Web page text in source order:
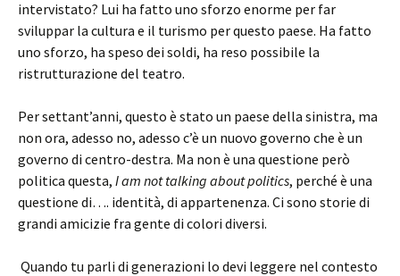
intervistato? Lui ha fatto uno sforzo enorme per far
sviluppar la cultura e il turismo per questo paese. Ha fatto
uno sforzo, ha speso dei soldi, ha reso possibile la
ristrutturazione del teatro.
Per settant’anni, questo è stato un paese della sinistra, ma
non ora, adesso no, adesso c’è un nuovo governo che è un
governo di centro-destra. Ma non è una questione però
politica questa, I am not talking about politics, perché è una
questione di…. identità, di appartenenza. Ci sono storie di
grandi amicizie fra gente di colori diversi.
Quando tu parli di generazioni lo devi leggere nel contesto